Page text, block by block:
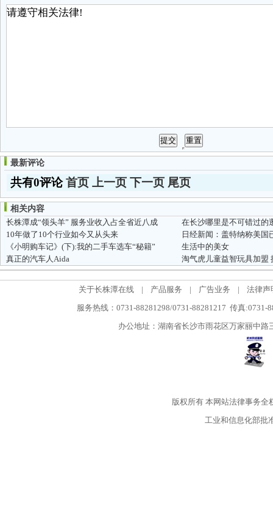
最新评论
共有0评论首页 上一页 下一页 尾页
相关内容
长株潭成“领头羊” 服务业收入占全省近八成
10年做了10个行业如今又从头来
日经新闻：盖特纳称美国
《小明购车记》(下):我的二手车选车“秘籍”
生活中的美女
真正的汽车人Aida
淘气虎儿童益智玩具加盟
关于长株潭在线 | 产品服务 | 广告业务 |
法律声
服务热线：0731-88281298/0731-88281217 传真:0731-
办公地址：湖南省长沙市雨花区万家丽中
版权所有本网站法律事务全
工业和信息化部批